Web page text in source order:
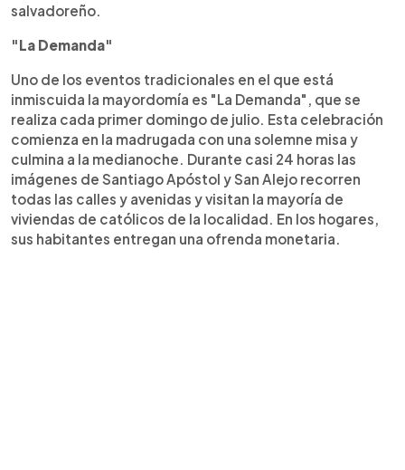
salvadoreño.
"La Demanda"
Uno de los eventos tradicionales en el que está
inmiscuida la mayordomía es "La Demanda", que se
realiza cada primer domingo de julio. Esta celebración
comienza en la madrugada con una solemne misa y
culmina a la medianoche. Durante casi 24 horas las
imágenes de Santiago Apóstol y San Alejo recorren
todas las calles y avenidas y visitan la mayoría de
viviendas de católicos de la localidad. En los hogares,
sus habitantes entregan una ofrenda monetaria.